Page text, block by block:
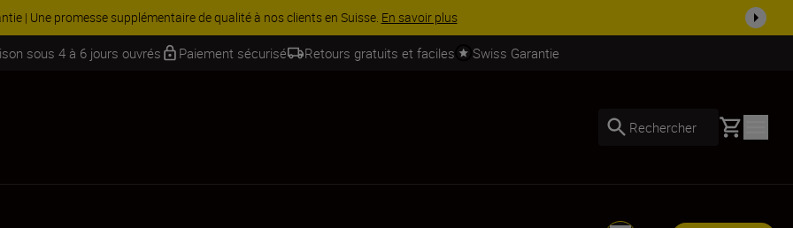
| Économisez 15 % sur une sélection d’accessoires, complétez votre kit dès ...Acheter maintenant
sous 4 à 6 jours ouvrés Paiement sécurisé Retours gratuits et faciles Swiss Garantie
Rechercher Basket